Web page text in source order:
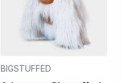
BIGSTUFFED